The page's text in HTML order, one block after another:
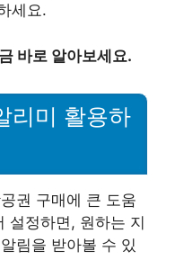
세요.
바로 알아보세요.
리미 활용하
권 구매에 큰 도움
설정하면, 원하는 지
림을 받아볼 수 있